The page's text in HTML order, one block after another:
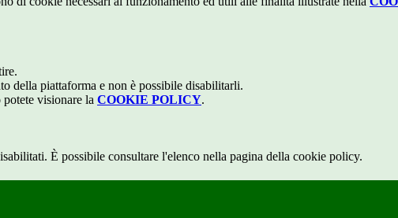
della piattaforma e non è possibile disabilitarli.
visionare la COOKIE POLICY.
È possibile consultare l'elenco nella pagina della cookie policy.